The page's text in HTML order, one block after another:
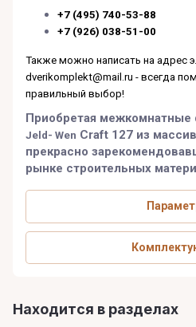
+7 (495) 740-53-88
+7 (926) 038-51-00
Также можно написать на адрес
dverikomplekt@mail.ru - всегда
правильный выбор!
Приобретая
Jeld- Wen Craft 127 из
прекрасно
рынке строительных
Находится в разделах